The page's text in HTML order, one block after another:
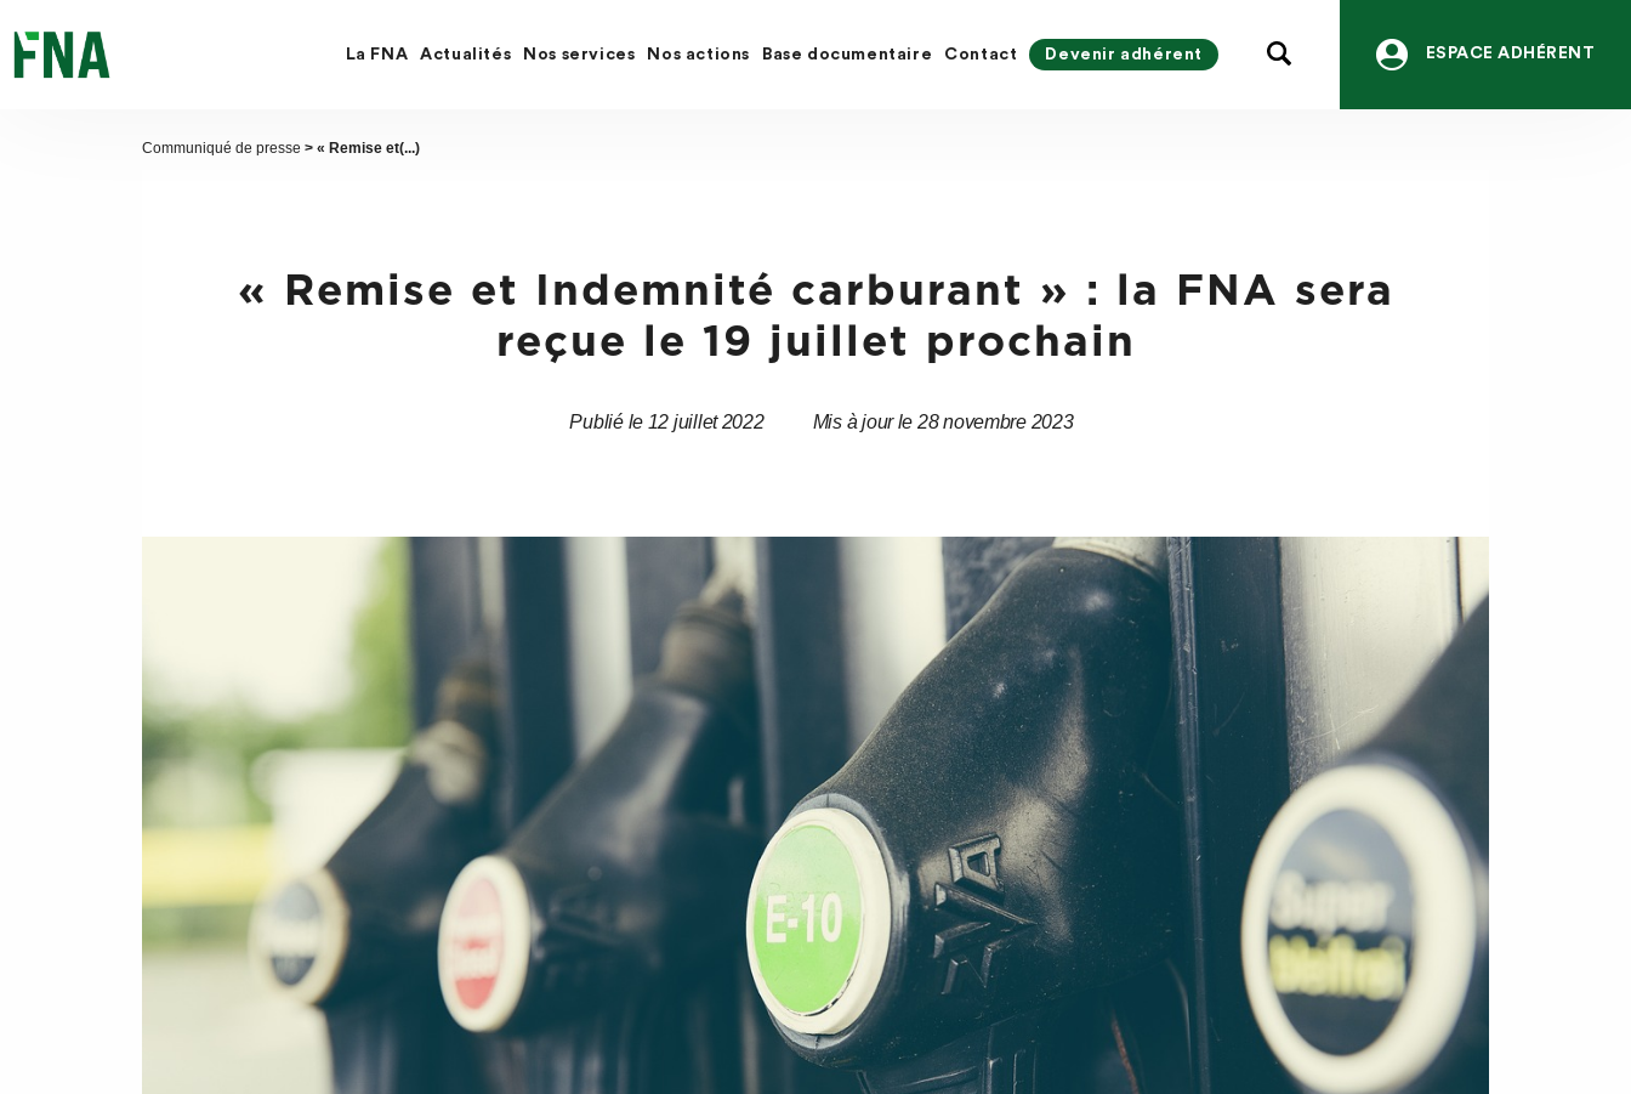
recherche
La FNA Actualités Nos services Nos actions Base documentaire Contact Devenir adhérent ESPACE ADHÉRENT
Communiqué de presse > « Remise et(...)
« Remise et Indemnité carburant » : la FNA sera
reçue le 19 juillet prochain
Date
Publié le 12 juillet 2022
Date
Mis à jour le 28 novembre 2023